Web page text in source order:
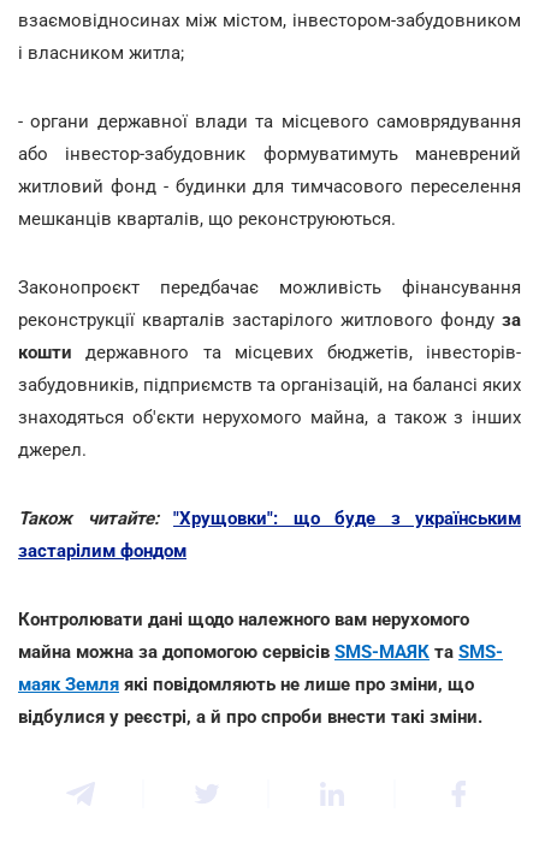
взаємовідносинах між містом, інвестором-забудовником
і власником житла;
- органи державної влади та місцевого самоврядування
або інвестор-забудовник формуватимуть маневрений
житловий фонд - будинки для тимчасового переселення
мешканців кварталів, що реконструюються.
Законопроєкт передбачає можливість фінансування
реконструкції кварталів застарілого житлового фонду за
кошти державного та місцевих бюджетів, інвесторів-
забудовників, підприємств та організацій, на балансі яких
знаходяться об'єкти нерухомого майна, а також з інших
джерел.
Також читайте: "Хрущовки": що буде з українським
застарілим фондом
Контролювати дані щодо належного вам нерухомого
майна можна за допомогою сервісів SMS-МАЯК та SMS-
маяк Земля які повідомляють не лише про зміни, що
відбулися у реєстрі, а й про спроби внести такі зміни.